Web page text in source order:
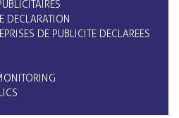
DECLARATION
DE PUBLICITE DECLAREES